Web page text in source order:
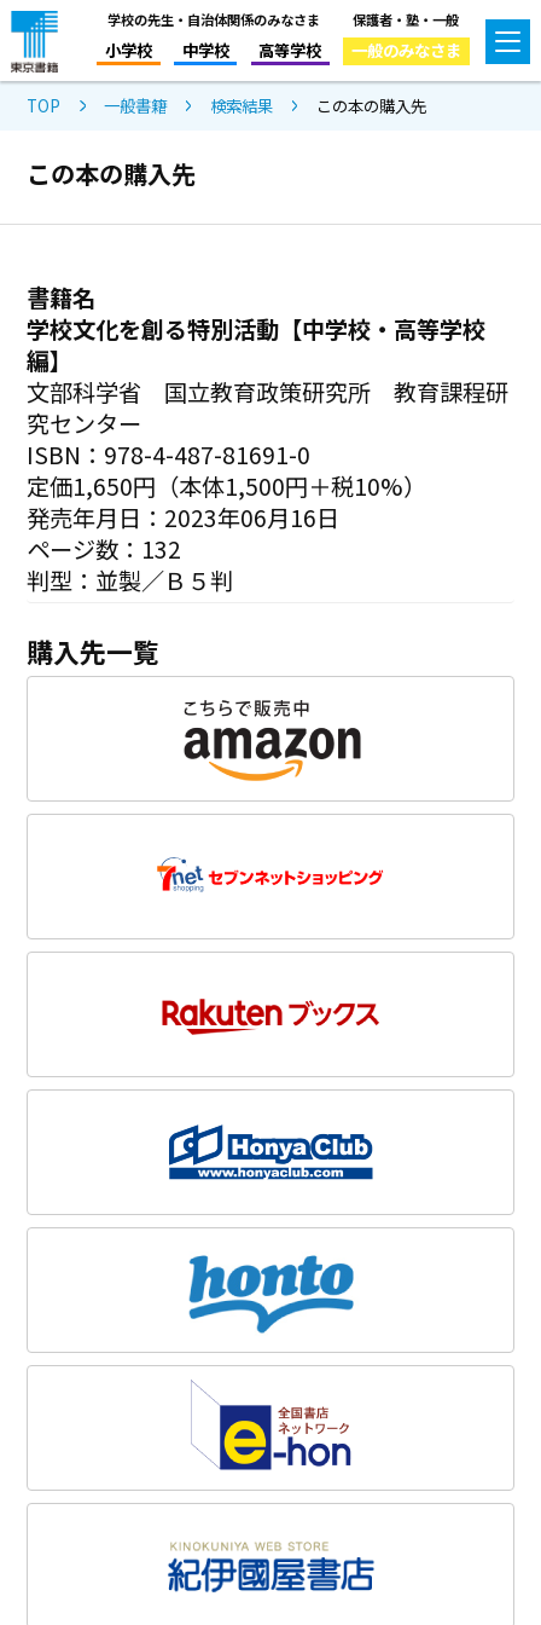
学校の先生・自治体関係のみなさま
小学校 中学校 高等学校
保護者・塾・一般
一般のみなさま
TOP 一般書籍 検索結果 この本の購入先
この本の購入先
書籍名
学校文化を創る特別活動【中学校・高等学校
編】
文部科学省 国立教育政策研究所 教育課程研
究センター
ISBN：978-4-487-81691-0
定価1,650円（本体1,500円＋税10%）
発売年月日：2023年06月16日
ページ数：132
判型：並製／Ｂ５判
購入先一覧